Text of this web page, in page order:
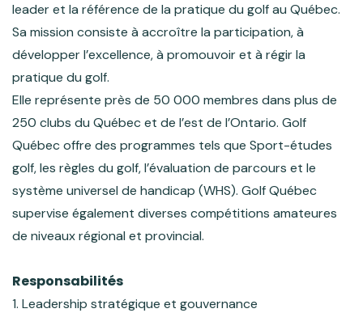
leader et la référence de la pratique du golf au Québec.
Sa mission consiste à accroître la participation, à
développer l’excellence, à promouvoir et à régir la
pratique du golf.
Elle représente près de 50 000 membres dans plus de
250 clubs du Québec et de l’est de l’Ontario. Golf
Québec offre des programmes tels que Sport-études
golf, les règles du golf, l’évaluation de parcours et le
système universel de handicap (WHS). Golf Québec
supervise également diverses compétitions amateures
de niveaux régional et provincial.
Responsabilités
1. Leadership stratégique et gouvernance